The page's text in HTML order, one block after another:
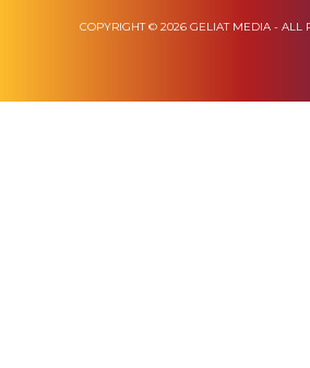
COPYRIGHT © 2026 GELIAT MEDIA - ALL